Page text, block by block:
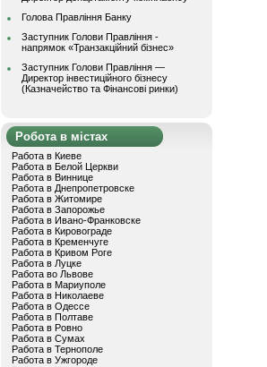
Голова Правління Банку
Заступник Голови Правління -
напрямок «Транзакційний бізнес»
Заступник Голови Правління —
Директор інвестиційного бізнесу
(Казначейство та Фінансові ринки)
Робота в містах
Работа в Киеве
Работа в Белой Церкви
Работа в Виннице
Работа в Днепропетровске
Работа в Житомире
Работа в Запорожье
Работа в Ивано-Франковске
Работа в Кировограде
Работа в Кременчуге
Работа в Кривом Роге
Работа в Луцке
Работа во Львове
Работа в Мариуполе
Работа в Николаеве
Работа в Одессе
Работа в Полтаве
Работа в Ровно
Работа в Сумах
Работа в Тернополе
Работа в Ужгороде